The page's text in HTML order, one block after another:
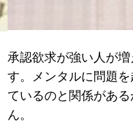
承認欲求が強い人が
す。メンタルに問題
ているのと関係があ
ん。